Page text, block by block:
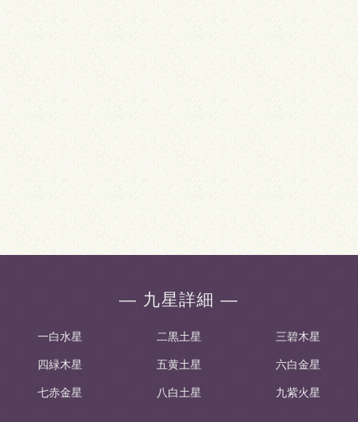
― 九星詳細 ―
一白水星 二黒土星 三碧木星
四緑木星 五黄土星 六白金星
七赤金星 八白土星 九紫火星